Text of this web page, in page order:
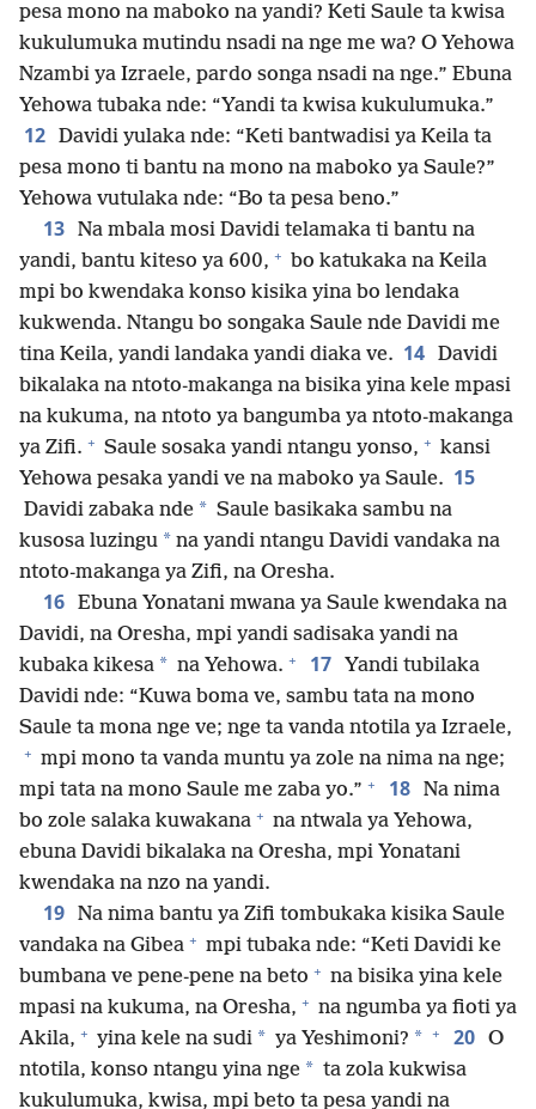
pesa mono na maboko na yandi? Keti Saule ta kwisa
kukulumuka mutindu nsadi na nge me wa? O Yehowa
Nzambi ya Izraele, pardo songa nsadi na nge.” Ebuna
Yehowa tubaka nde: “Yandi ta kwisa kukulumuka.”
12 Davidi yulaka nde: “Keti bantwadisi ya Keila ta
pesa mono ti bantu na mono na maboko ya Saule?”
Yehowa vutulaka nde: “Bo ta pesa beno.”
13 Na mbala mosi Davidi telamaka ti bantu na
yandi, bantu kiteso ya 600, + bo katukaka na Keila
mpi bo kwendaka konso kisika yina bo lendaka
kukwenda. Ntangu bo songaka Saule nde Davidi me
tina Keila, yandi landaka yandi diaka ve. 14 Davidi
bikalaka na ntoto-makanga na bisika yina kele mpasi
na kukuma, na ntoto ya bangumba ya ntoto-makanga
ya Zifi. + Saule sosaka yandi ntangu yonso, + kansi
Yehowa pesaka yandi ve na maboko ya Saule. 15
Davidi zabaka nde * Saule basikaka sambu na
kusosa luzingu * na yandi ntangu Davidi vandaka na
ntoto-makanga ya Zifi, na Oresha.
16 Ebuna Yonatani mwana ya Saule kwendaka na
Davidi, na Oresha, mpi yandi sadisaka yandi na
kubaka kikesa * na Yehowa. + 17
Yandi tubilaka
Davidi nde: “Kuwa boma ve, sambu tata na mono
Saule ta mona nge ve; nge ta vanda ntotila ya Izraele,
+ mpi mono ta vanda muntu ya zole na nima na nge;
mpi tata na mono Saule me zaba yo.” + 18 Na nima
bo zole salaka kuwakana + na ntwala ya Yehowa,
ebuna Davidi bikalaka na Oresha, mpi Yonatani
kwendaka na nzo na yandi.
19 Na nima bantu ya Zifi tombukaka kisika Saule
vandaka na Gibea + mpi tubaka nde: “Keti Davidi ke
bumbana ve pene-pene na beto + na bisika yina kele
mpasi na kukuma, na Oresha, + na ngumba ya fioti ya
Akila, + yina kele na sudi * ya Yeshimoni? * + 20 O
ntotila, konso ntangu yina nge * ta zola kukwisa
kukulumuka, kwisa, mpi beto ta pesa yandi na